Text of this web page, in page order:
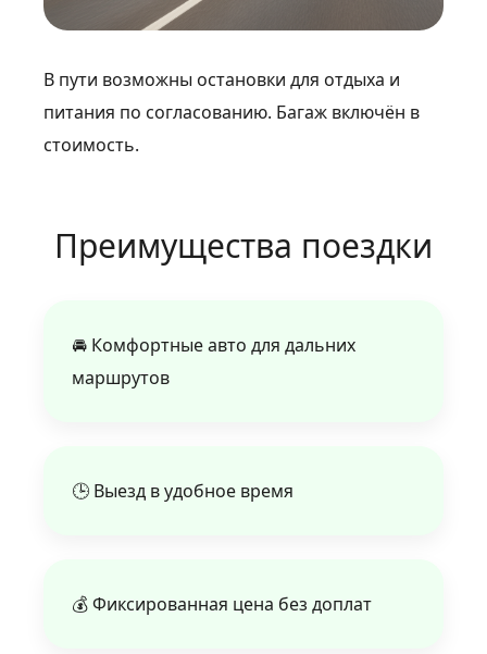
В пути возможны остановки для отдыха и
питания по согласованию. Багаж включён в
стоимость.
Преимущества поездки
🚘 Комфортные авто для дальних
маршрутов
🕒 Выезд в удобное время
💰 Фиксированная цена без доплат